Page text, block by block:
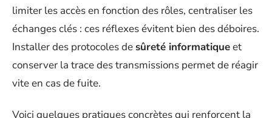
limiter les accès en fonction des rôles, centraliser les
échanges clés : ces réflexes évitent bien des déboires.
Installer des protocoles de sûreté informatiqueet
conserver la trace des transmissions permet de réagir
vite en cas de fuite.
Voici quelques pratiques concrètes qui renforcent la